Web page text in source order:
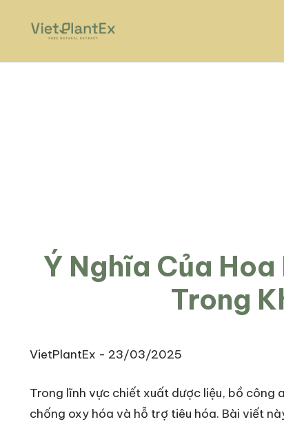
Ý Nghĩa Của Hoa
Trong
VietPlantEx - 23/03/2025
Trong lĩnh vực chiết xuất dược liệu, bồ công
chống oxy hóa và hỗ trợ tiêu hóa. Bài viết